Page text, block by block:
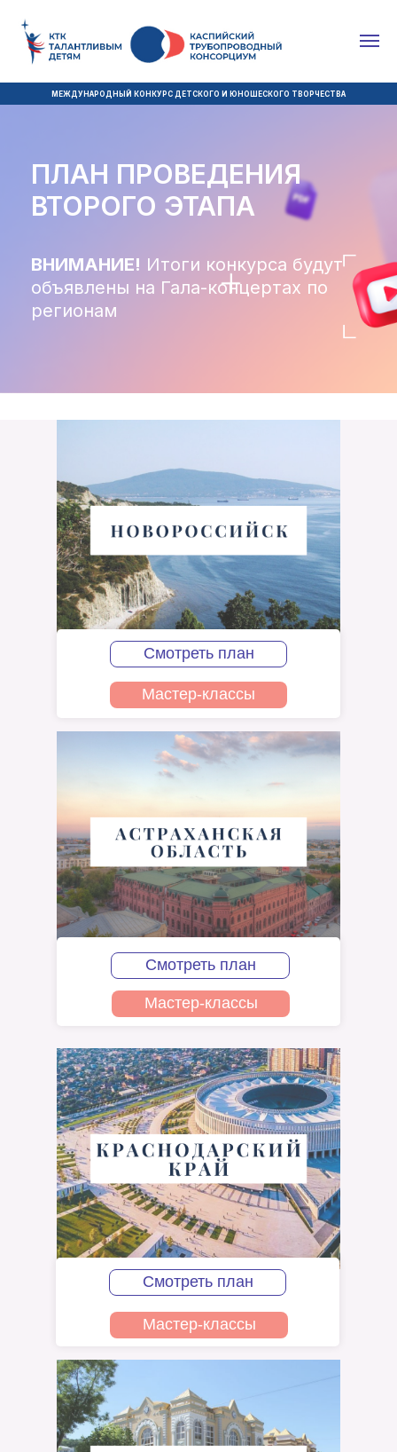
МЕЖДУНАРОДНЫЙ КОНКУРС ДЕТСКОГО И ЮНОШЕСКОГО ТВОРЧЕСТВА
ПЛАН ПРОВЕДЕНИЯ
ВТОРОГО ЭТАПА
ВНИМАНИЕ! Итоги конкурса будут
объявлены на Гала-концертах по
регионам
Смотреть план
Смотреть план
Смотреть план
Мастер-классы
Мастер-классы
Мастер-классы